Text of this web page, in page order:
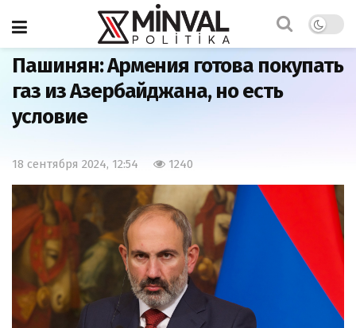
Главная Странности
Пашинян: Армения готова покупать
газ из Азербайджана, но есть
условие
18 сентября 2024, 12:54 1240